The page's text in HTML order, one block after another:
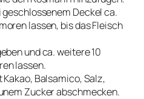
geschlossenem Deckel ca.
lassen, bis das Fleisch
und ca. weitere 10
lassen.
Kakao, Balsamico, Salz,
Zucker abschmecken.